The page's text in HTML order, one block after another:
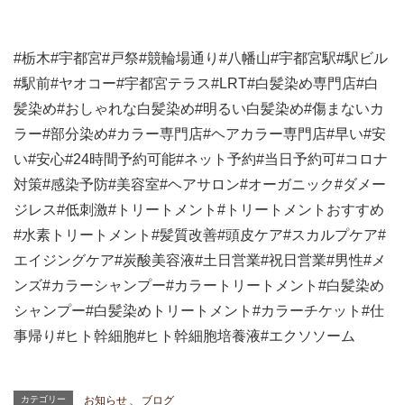
#栃木#宇都宮#戸祭#競輪場通り #八幡山#宇都宮駅#駅ビル
#駅前#ヤオコー#宇都宮テラス#LRT#白髪染め専門店#白
髪染め#おしゃれな白髪染め#明るい白髪染め#傷まないカ
ラー#部分染め#カラー専門店#ヘアカラー専門店#早い#安
い#安心#24時間予約可能#ネット予約#当日予約可#コロナ
対策#感染予防#美容室#ヘアサロン#オーガニック#ダメー
ジレス#低刺激# トリートメント # トリートメントおすすめ
#水素トリートメント #髪質改善#頭皮ケア#スカルプケア#
エイジングケア#炭酸美容液#土日営業#祝日営業#男性# メ
ンズ#カラーシャンプー#カラートリートメント #白髪染め
シャンプー#白髪染めトリートメント #カラーチケット #仕
事帰り #ヒト幹細胞#ヒト幹細胞培養液#エクソソーム
カテゴリー お知らせ ブログ